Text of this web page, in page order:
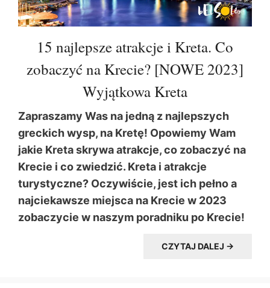
15 najlepsze atrakcje i Kreta. Co
zobaczyć na Krecie? [NOWE 2023]
Wyjątkowa Kreta
Zapraszamy Was na jedną z najlepszych
greckich wysp, na Kretę! Opowiemy Wam
jakie Kreta skrywa atrakcje, co zobaczyć na
Krecie i co zwiedzić. Kreta i atrakcje
turystyczne? Oczywiście, jest ich pełno a
najciekawsze miejsca na Krecie w 2023
zobaczycie w naszym poradniku po Krecie!
CZYTAJ DALEJ →